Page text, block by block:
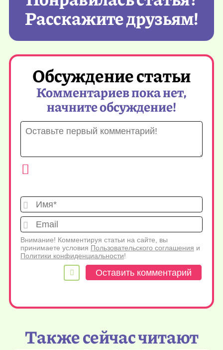
Расскажите друзьям!
Обсуждение статьи
Комментариев пока нет,
начните обсуждение!
Имя*
Внимание! Комментируя статьи на сайте, вы
принимаете условия Пользовательского соглашения и
Политики конфиденциальности!
Также сейчас читают